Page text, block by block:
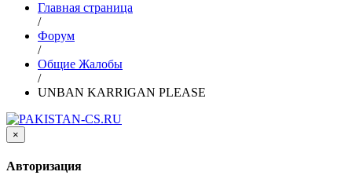
Главная страница
/
Форум
/
Общие Жалобы
/
UNBAN KARRIGAN PLEASE
×
Авторизация